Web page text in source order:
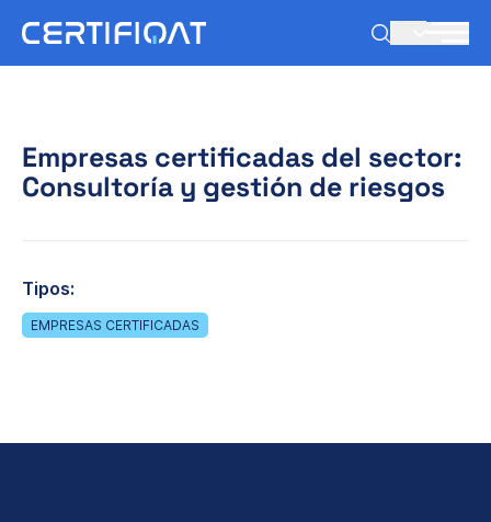
Empresas certificadas del sector:
Consultoría y gestión de riesgos
Tipos:
EMPRESAS CERTIFICADAS